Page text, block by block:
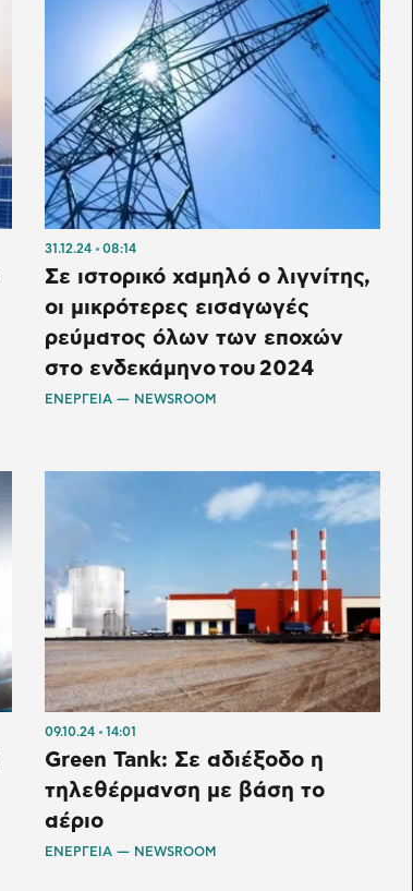
31.12.24 08:14
Σε ιστορικό χαμηλό ο λιγνίτης,
οι μικρότερες εισαγωγές
ρεύματος όλων των εποχών
στο ενδεκάμηνο του 2024
ΕΝΕΡΓΕΙΑ — NEWSROOM
09.10.24 14:01
Green Tank: Σε αδιέξοδο η
τηλεθέρμανση με βάση το
αέριο
ΕΝΕΡΓΕΙΑ — NEWSROOM